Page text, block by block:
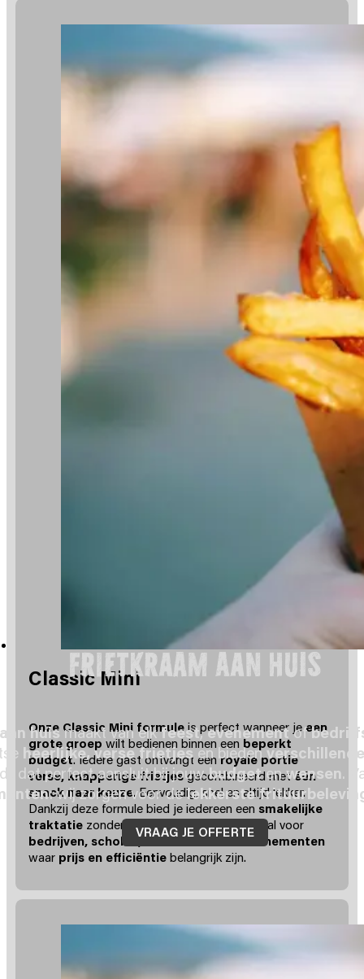
Frietkraam aan Huis
huis maakt van elkfeest,evenementof
heerlijke, verse frietjesen bieden
dat perfect aansluit bij jouwbudgetenwensen.
: wij zorgen voor delekkerste
VRAAG JE OFFERTE
Classic Mini
Onze Classic Mini formuleis perfect wanneer jeeen
grote groepwilt bedienen binnen eenbeperkt
budget. Iedere gast ontvangt eenroyale portie
verse, knapperige frietjesgecombineerd metéén
snack naar keuze. Eenvoudig, snel en altijd lekker.
Dankzij deze formule bied je iedereen een smakelijke
traktatiezonder te veel te spenderen, ideaal voor
bedrijven, scholen, buurtfeestenofevenementen
waar prijs en efficiëntiebelangrijk zijn.